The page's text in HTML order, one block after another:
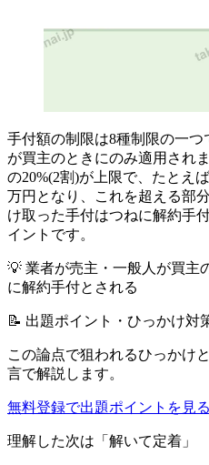
手付額の制限は8種制限の一つ
が買主のときにのみ適用され
の20%(2割)が上限で、たとえ
万円となり、これを超える部
け取った手付はつねに解約手
イントです。
💡 業者が売主・一般人が買主
に解約手付とされる
📝 出題ポイント・ひっかけ対
この論点で狙われるひっかけ
言で解説します。
無料登録で出題ポイントを見る
理解した次は「解いて定着」